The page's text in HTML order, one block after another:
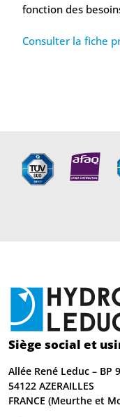
fonction des
Consulter la fiche
Siège social et
Allée René Leduc – BP 9
54122 AZERAILLES
FRANCE (Meurthe et